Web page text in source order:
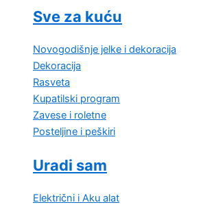
Sve za kuću
Novogodišnje jelke i dekoracija
Dekoracija
Rasveta
Kupatilski program
Zavese i roletne
Posteljine i peškiri
Uradi sam
Električni i Aku alat